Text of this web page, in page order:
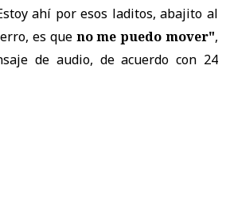
ahí por esos laditos, abajito al
es que no me puedo mover",
de audio, de acuerdo con 24